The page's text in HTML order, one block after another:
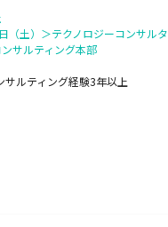
（土）＞テクノロジーコンサル
サルティング本部
ルティング経験3年以上